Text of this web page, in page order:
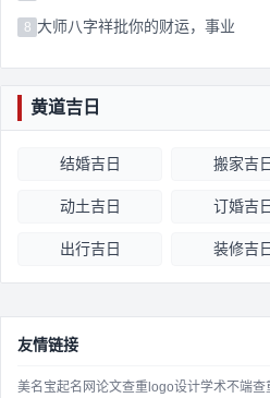
8 大师八字祥批你的财运，事业
黄道吉日
结婚吉日 搬家吉日
动土吉日 订婚吉日
出行吉日 装修吉日
友情链接
美名宝起名网论文查重 logo设计学术不端查